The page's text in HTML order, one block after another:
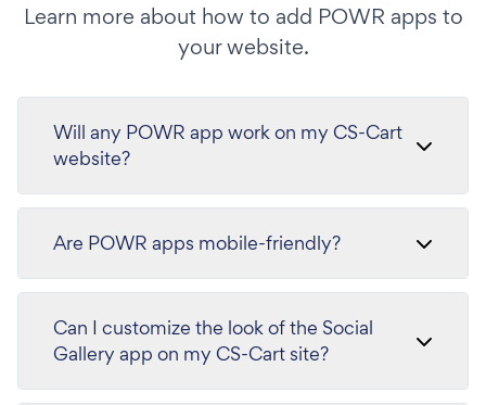
Learn more about how to add POWR apps to
your website.
Will any POWR app work on my CS-Cart
website?
Are POWR apps mobile-friendly?
Can I customize the look of the Social
Gallery app on my CS-Cart site?